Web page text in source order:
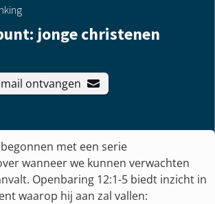
jonge christenen
ontvangen
met een serie
wanneer we kunnen verwachten
Openbaring 12:1-5 biedt inzicht in
waarop hij aan zal vallen: